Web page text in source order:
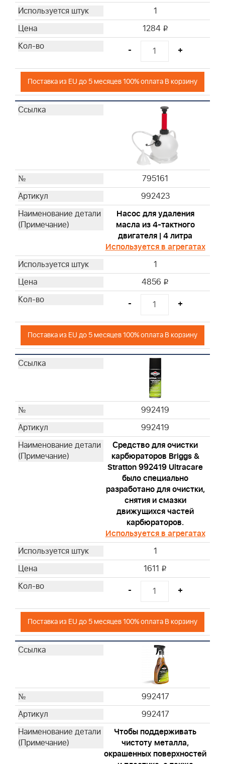
1
1284 i
- +
Поставка из EU до 5 месяцев 100% оплата В корзину
795161
992423
Насос для удаления
масла из 4-тактного
двигателя | 4 литра
Используется в агрегатах
1
4856 i
- +
Поставка из EU до 5 месяцев 100% оплата В корзину
992419
992419
Средство для очистки
карбюраторов Briggs &
Stratton 992419 Ultracare
было специально
разработано для очистки,
снятия и смазки
движущихся частей
карбюраторов.
Используется в агрегатах
1
1611 i
- +
Поставка из EU до 5 месяцев 100% оплата В корзину
992417
992417
Чтобы поддерживать
чистоту металла,
окрашенных поверхностей